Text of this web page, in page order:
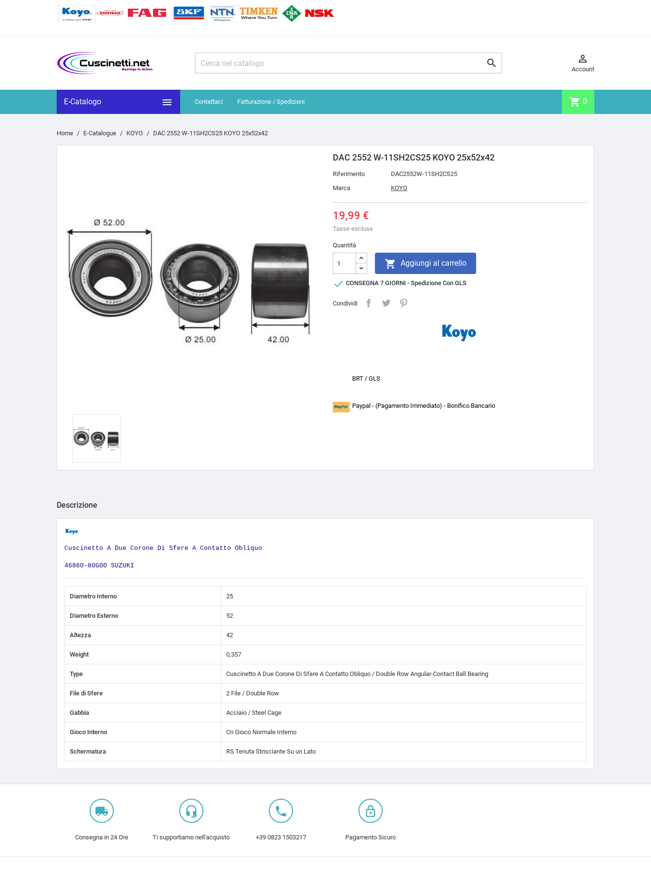
 
Account
E-Catalogo  Contattaci Fatturazione / Spedizioni shopping_cart 0
Home E-Catalogue KOYO DAC 2552 W-11SH2CS25 KOYO 25x52x42
DAC 2552 W-11SH2CS25 KOYO 25x52x42
Riferimento
DAC2552W-11SH2CS25
Marca
KOYO
19,99 €
Tasse escluse
Quantità
 Aggiungi al carrello
 CONSEGNA 7 GIORNI - Spedizione Con GLS
Condividi
BRT / GLS
Paypal - (Pagamento Immediato) - Bonifico Bancario
Descrizione
Cuscinetto A Due Corone Di Sfere A Contatto Obliquo
46860-80G00 SUZUKI
Diametro Interno 25
Diametro Esterno 52
Altezza 42
Weight 0,357
Type Cuscinetto A Due Corone Di Sfere A Contatto Obliquo / Double Row Angular-Contact Ball Bearing
File di Sfere 2 File / Double Row
Gabbia Acciaio / Steel Cage
Gioco Interno Cn Gioco Normale Interno
Schermatura RS Tenuta Strisciante Su un Lato
local_shipping
Consegna in 24 Ore
headset_mic
Ti supportiamo nell'acquisto
local_phone
+39 0823 1503217
lock_outline
Pagamento Sicuro